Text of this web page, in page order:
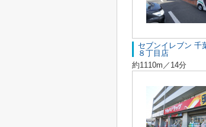
セブンイレブン 千
８丁目店
約1110m／14分